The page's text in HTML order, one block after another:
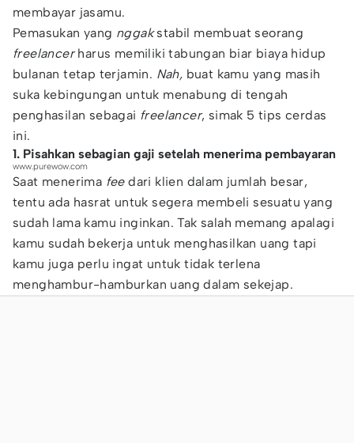
membayar jasamu.
Pemasukan yang nggakstabil membuat seorang
freelancerharus memiliki tabungan biar biaya hidup
bulanan tetap terjamin. Nah, buat kamu yang masih
suka kebingungan untuk menabung di tengah
penghasilan sebagai freelancer, simak 5 tips cerdas
ini.
1. Pisahkan sebagian gaji setelah menerima pembayaran
www.purewow.com
Saat menerima feedari klien dalam jumlah besar,
tentu ada hasrat untuk segera membeli sesuatu yang
sudah lama kamu inginkan. Tak salah memang apalagi
kamu sudah bekerja untuk menghasilkan uang tapi
kamu juga perlu ingat untuk tidak terlena
menghambur-hamburkan uang dalam sekejap.